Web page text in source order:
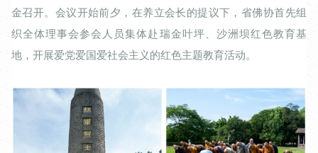
金召开。会议开始前夕，在养立会长的提议下，省佛协首先组
织全体理事会参会人员集体赴瑞金叶坪、沙洲坝红色教育基
地，开展爱党爱国爱社会主义的红色主题教育活动。